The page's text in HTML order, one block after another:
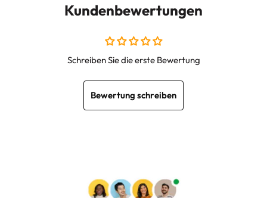
Kundenbewertungen
Schreiben Sie die erste Bewertung
Bewertung schreiben